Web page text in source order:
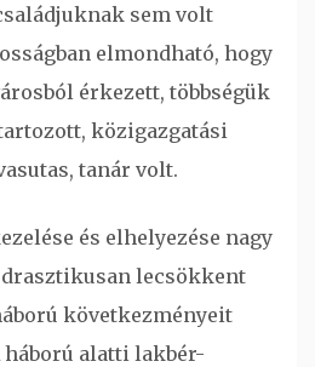
sem volt
elmondható, hogy
érkezett, többségük
közigazgatási
tanár volt.
és elhelyezése nagy
lecsökkent
következményeit
háború alatti lakbér-